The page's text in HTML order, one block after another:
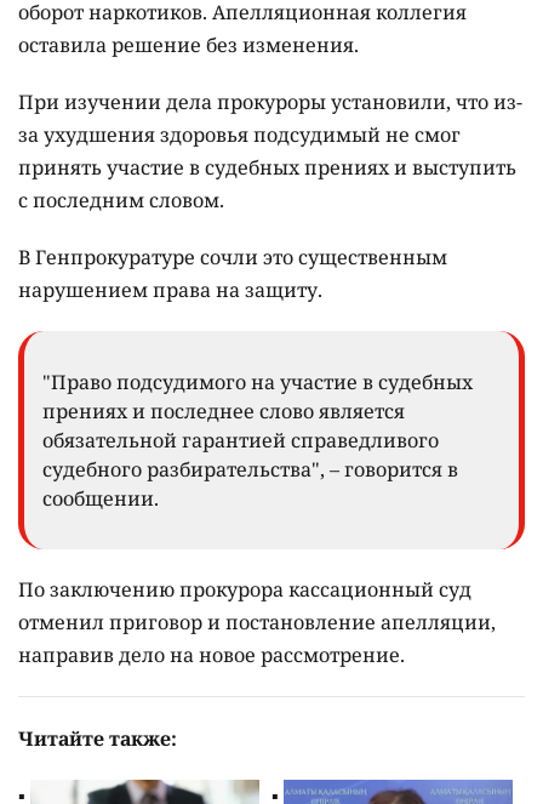
оборот наркотиков. Апелляционная коллегия
оставила решение без изменения.
При изучении дела прокуроры установили, что из-
за ухудшения здоровья подсудимый не смог
принять участие в судебных прениях и выступить
с последним словом.
В Генпрокуратуре сочли это существенным
нарушением права на защиту.
"Право подсудимого на участие в судебных
прениях и последнее слово является
обязательной гарантией справедливого
судебного разбирательства", – говорится в
сообщении.
По заключению прокурора кассационный суд
отменил приговор и постановление апелляции,
направив дело на новое рассмотрение.
Читайте также: